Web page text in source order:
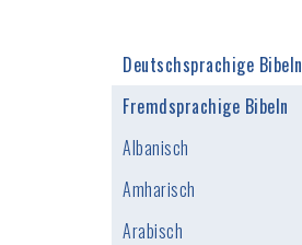
Deutschsprachige Bibeln
Fremdsprachige Bibeln
Albanisch
Amharisch
Arabisch